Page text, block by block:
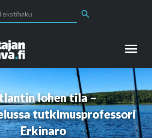
lohen tila –
tutkimusprofessori
Erkinaro